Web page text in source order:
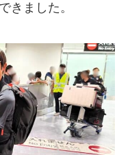
きました。